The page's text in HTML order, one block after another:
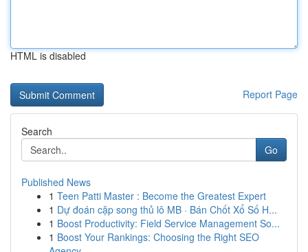
HTML is disabled
Report Page
Search
Go
Published News
1 Teen Patti Master : Become the Greatest Expert
1 Dự đoán cặp song thủ lô MB · Bán Chốt Xổ Số H...
1 Boost Productivity: Field Service Management So...
1 Boost Your Rankings: Choosing the Right SEO